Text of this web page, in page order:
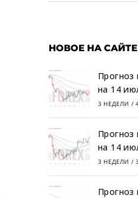
НОВОЕ НА САЙТЕ
Прогноз
на 14
3 НЕДЕЛИ /
Прогноз
на 14
3 НЕДЕЛИ /
Прогноз